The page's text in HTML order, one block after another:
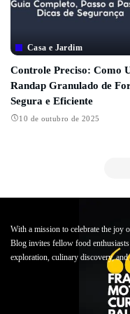
Casa e Jardim
Controle Preciso: Como
Randap Granulado de
Segura e Eficiente
10 de outubro de 2025
With a mission to celebrate the joy
Blog invites fellow food
exploration, culinary discovery, and